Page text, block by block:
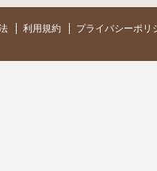
利用規約 プライバシーポリ